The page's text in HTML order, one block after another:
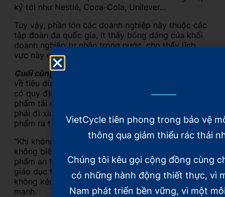
kỷ tới như Nestlé, Coca-Cola, Unilever…
Tuy vậy, phần lớn các doanh nghiệp này thuộc các
tập đoàn đa quốc gia, ít thấy bóng dáng của khối
doanh nghiệp tư nhân trong nước, cho thấy lĩnh
vực này còn nhiều khó khăn, vướng mắc.
Cuối cùng, ông Vượng đề xuất cần có chính sách
về tiêu dùng bền vững, khi hiện nay, pháp luật chưa
có quy định về an toàn thực phẩm đối với các sản
phẩm tái chế. Nhiều doanh nghiệp tái chế buộc
phải đi xin chứng chỉ từ nước ngoài để đưa sản
phẩm ra thị trường.
“Khi không có các tiêu chuẩn thì người tiêu dùng
không biết đâu là sản phẩm tái chế tốt, đâu là sản
phẩm an toàn. Cùng với đó, không truyền thông,
giáo dục tốt về sản phẩm tiêu dùng bền vững thì
không kéo dài được vòng đời sản phẩm”, ông nhấn
mạnh.
VietCycle tiên phong trong bảo vệ
thông qua giảm thiểu rác thải
Chúng tôi kêu gọi cộng đồng cùng
có những hành động thiết thực, vì
Nam phát triển bền vững, vì một